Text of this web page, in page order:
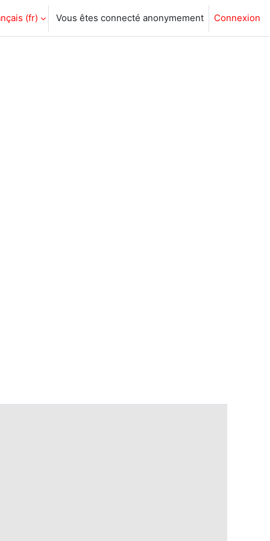
‎(fr)‎ Vous êtes connecté anonymement Connexion